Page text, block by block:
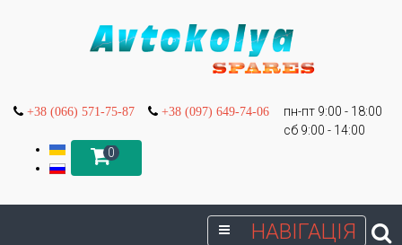
+38 (066) 571-75-87 +38 (097) 649-74-06
пн-пт 9:00 - 18:00
сб 9:00 - 14:00
0
НАВІГАЦІЯ